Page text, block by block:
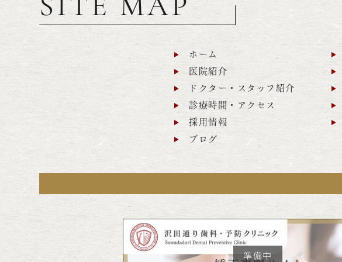
ホーム
医院紹介
ドクター・スタッフ紹介
診療時間・アクセス
採用情報
ブログ